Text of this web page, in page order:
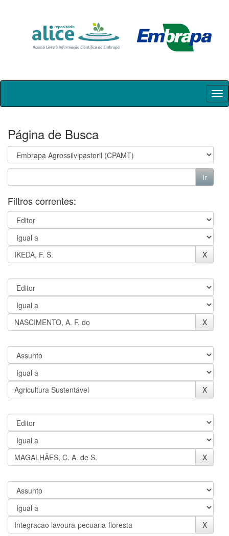
Skip
Página de Busca
Filtros correntes: